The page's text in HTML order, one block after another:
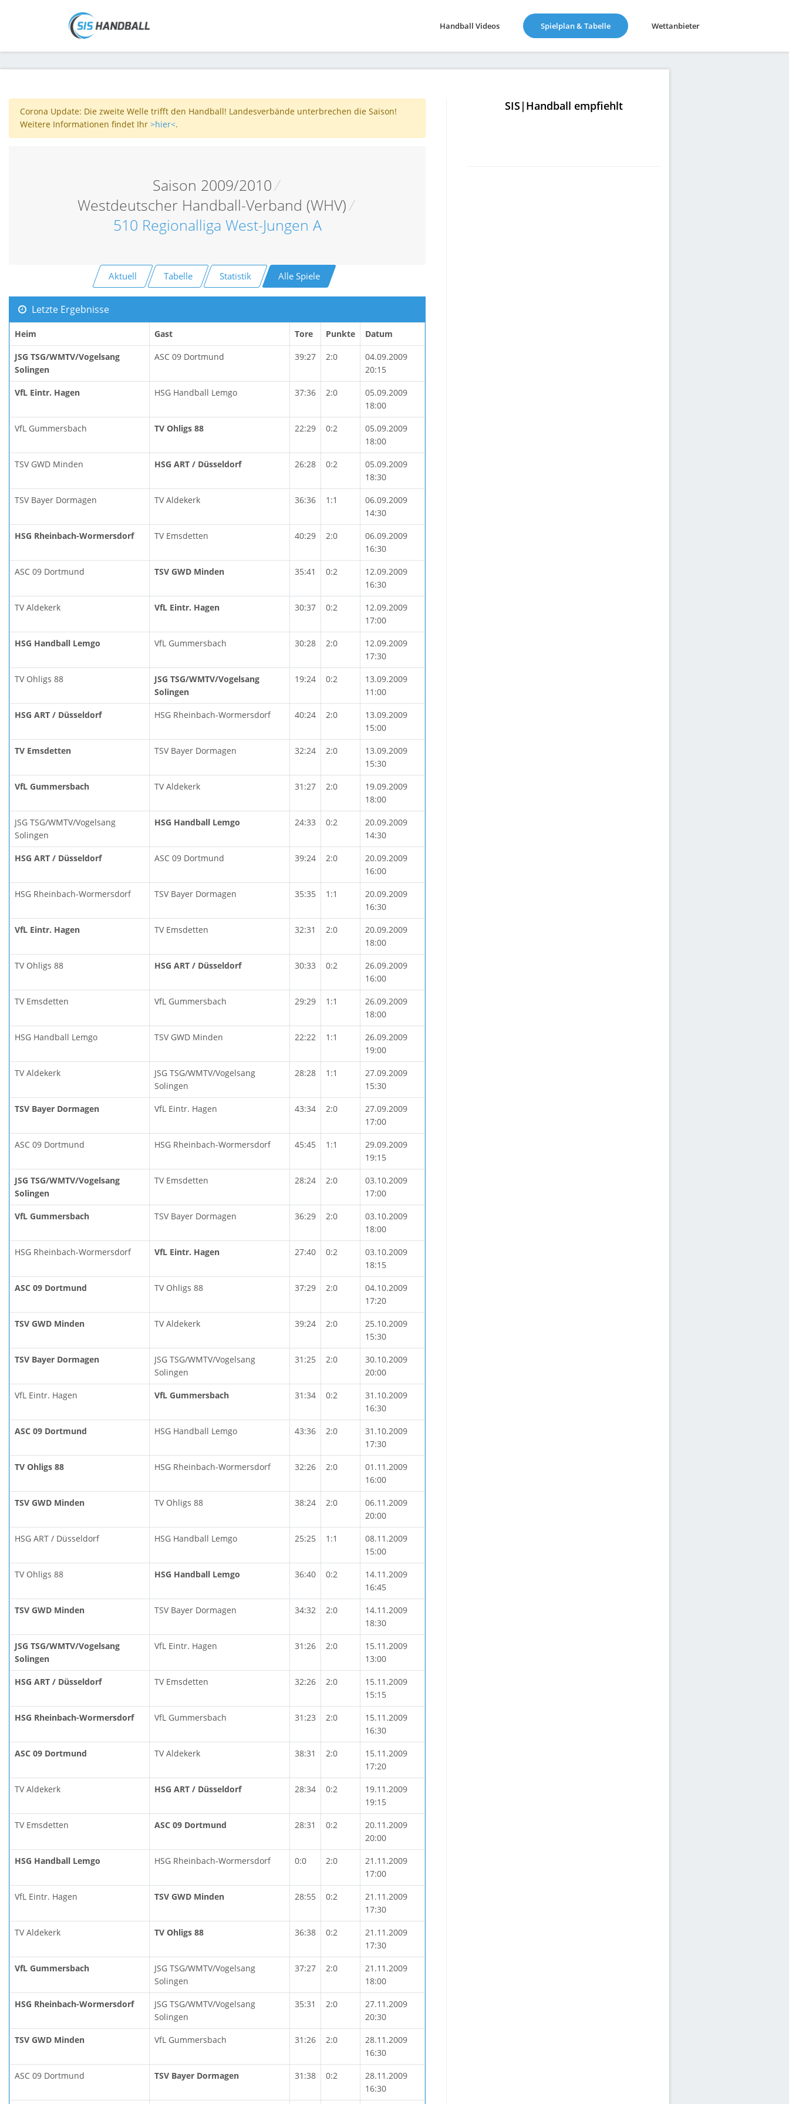
Handball Videos Spielplan & Tabelle(current) Wettanbieter
Corona Update: Die zweite Welle trifft den Handball! Landesverbände unterbrechen die Saison!
Weitere Informationen findet Ihr >hier<.
Saison 2009/2010/
Westdeutscher Handball-Verband (WHV)/
510 Regionalliga West-Jungen A
Aktuell Tabelle Statistik Alle Spiele
Letzte Ergebnisse
Heim Gast Tore Punkte Datum
JSG TSG/WMTV/Vogelsang
Solingen
ASC 09 Dortmund 39:27 2:0
04.09.2009
20:15
VfL Eintr. Hagen HSG Handball Lemgo 37:36 2:0
05.09.2009
18:00
VfL Gummersbach TV Ohligs 88 22:29 0:2
05.09.2009
18:00
TSV GWD Minden HSG ART / Düsseldorf 26:28 0:2
05.09.2009
18:30
TSV Bayer Dormagen TV Aldekerk 36:36 1:1
06.09.2009
14:30
HSG Rheinbach-Wormersdorf TV Emsdetten 40:29 2:0
06.09.2009
16:30
ASC 09 Dortmund TSV GWD Minden 35:41 0:2
12.09.2009
16:30
TV Aldekerk VfL Eintr. Hagen 30:37 0:2
12.09.2009
17:00
HSG Handball Lemgo VfL Gummersbach 30:28 2:0
12.09.2009
17:30
TV Ohligs 88
JSG TSG/WMTV/Vogelsang
Solingen
19:24 0:2
13.09.2009
11:00
HSG ART / Düsseldorf HSG Rheinbach-Wormersdorf 40:24 2:0
13.09.2009
15:00
TV Emsdetten TSV Bayer Dormagen 32:24 2:0
13.09.2009
15:30
VfL Gummersbach TV Aldekerk 31:27 2:0
19.09.2009
18:00
JSG TSG/WMTV/Vogelsang
Solingen
HSG Handball Lemgo 24:33 0:2
20.09.2009
14:30
HSG ART / Düsseldorf ASC 09 Dortmund 39:24 2:0
20.09.2009
16:00
HSG Rheinbach-Wormersdorf TSV Bayer Dormagen 35:35 1:1
20.09.2009
16:30
VfL Eintr. Hagen TV Emsdetten 32:31 2:0
20.09.2009
18:00
TV Ohligs 88 HSG ART / Düsseldorf 30:33 0:2
26.09.2009
16:00
TV Emsdetten VfL Gummersbach 29:29 1:1
26.09.2009
18:00
HSG Handball Lemgo TSV GWD Minden 22:22 1:1
26.09.2009
19:00
TV Aldekerk
JSG TSG/WMTV/Vogelsang
Solingen
28:28 1:1
27.09.2009
15:30
TSV Bayer Dormagen VfL Eintr. Hagen 43:34 2:0
27.09.2009
17:00
ASC 09 Dortmund HSG Rheinbach-Wormersdorf 45:45 1:1
29.09.2009
19:15
JSG TSG/WMTV/Vogelsang
Solingen
TV Emsdetten 28:24 2:0
03.10.2009
17:00
VfL Gummersbach TSV Bayer Dormagen 36:29 2:0
03.10.2009
18:00
HSG Rheinbach-Wormersdorf VfL Eintr. Hagen 27:40 0:2
03.10.2009
18:15
ASC 09 Dortmund TV Ohligs 88 37:29 2:0
04.10.2009
17:20
TSV GWD Minden TV Aldekerk 39:24 2:0
25.10.2009
15:30
TSV Bayer Dormagen
JSG TSG/WMTV/Vogelsang
Solingen
31:25 2:0
30.10.2009
20:00
VfL Eintr. Hagen VfL Gummersbach 31:34 0:2
31.10.2009
16:30
ASC 09 Dortmund HSG Handball Lemgo 43:36 2:0
31.10.2009
17:30
TV Ohligs 88 HSG Rheinbach-Wormersdorf 32:26 2:0
01.11.2009
16:00
TSV GWD Minden TV Ohligs 88 38:24 2:0
06.11.2009
20:00
HSG ART / Düsseldorf HSG Handball Lemgo 25:25 1:1
08.11.2009
15:00
TV Ohligs 88 HSG Handball Lemgo 36:40 0:2
14.11.2009
16:45
TSV GWD Minden TSV Bayer Dormagen 34:32 2:0
14.11.2009
18:30
JSG TSG/WMTV/Vogelsang
Solingen
VfL Eintr. Hagen 31:26 2:0
15.11.2009
13:00
HSG ART / Düsseldorf TV Emsdetten 32:26 2:0
15.11.2009
15:15
HSG Rheinbach-Wormersdorf VfL Gummersbach 31:23 2:0
15.11.2009
16:30
ASC 09 Dortmund TV Aldekerk 38:31 2:0
15.11.2009
17:20
TV Aldekerk HSG ART / Düsseldorf 28:34 0:2
19.11.2009
19:15
TV Emsdetten ASC 09 Dortmund 28:31 0:2
20.11.2009
20:00
HSG Handball Lemgo HSG Rheinbach-Wormersdorf 0:0 2:0
21.11.2009
17:00
VfL Eintr. Hagen TSV GWD Minden 28:55 0:2
21.11.2009
17:30
TV Aldekerk TV Ohligs 88 36:38 0:2
21.11.2009
17:30
VfL Gummersbach
JSG TSG/WMTV/Vogelsang
Solingen
37:27 2:0
21.11.2009
18:00
HSG Rheinbach-Wormersdorf
JSG TSG/WMTV/Vogelsang
Solingen
35:31 2:0
27.11.2009
20:30
TSV GWD Minden VfL Gummersbach 31:26 2:0
28.11.2009
16:30
ASC 09 Dortmund TSV Bayer Dormagen 31:38 0:2
28.11.2009
16:30
SIS|Handball empfiehlt